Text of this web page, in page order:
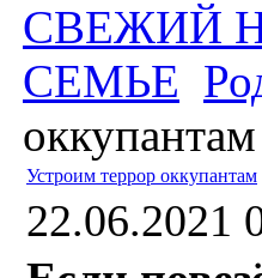
СВЕЖИЙ
СЕМЬЕ
оккупантам
Устроим террор оккупантам
22.06.2021